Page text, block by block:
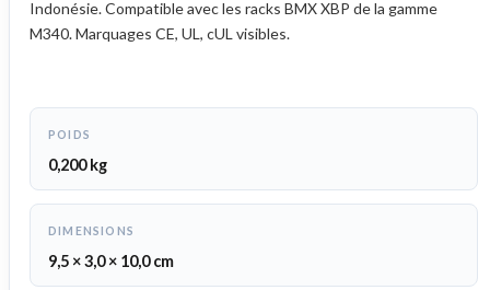
Indonésie. Compatible avec les racks BMX XBP de la gamme
M340. Marquages CE, UL, cUL visibles.
POIDS
0,200 kg
DIMENSIONS
9,5 × 3,0 × 10,0 cm